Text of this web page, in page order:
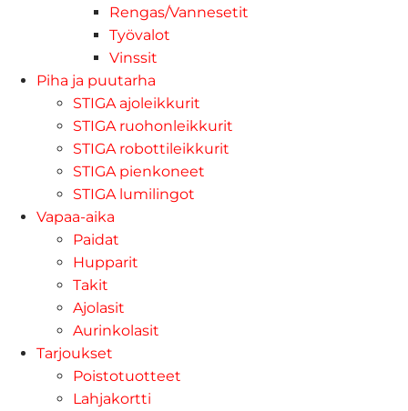
Rengas/Vannesetit
Työvalot
Vinssit
Piha ja puutarha
STIGA ajoleikkurit
STIGA ruohonleikkurit
STIGA robottileikkurit
STIGA pienkoneet
STIGA lumilingot
Vapaa-aika
Paidat
Hupparit
Takit
Ajolasit
Aurinkolasit
Tarjoukset
Poistotuotteet
Lahjakortti